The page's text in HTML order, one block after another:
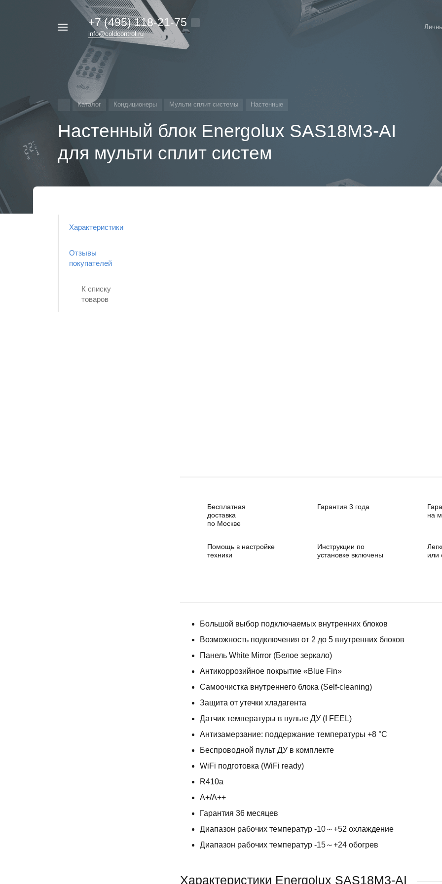
+7 (495) 118-21-75
info@coldcontrol.ru
Каталог Кондиционеры Мульти сплит системы Настенные
Настенный блок Energolux SAS18M3-AI
для мульти сплит систем
Характеристики
Отзывы
покупателей
К списку
товаров
Бесплатная
доставка
по Москве
Гарантия 3 года
на
Помощь в настройке
техники
Инструкции по
установке включены
или
Большой выбор подключаемых внутренних блоков
Возможность подключения от 2 до 5 внутренних блоков
Панель White Mirror (Белое зеркало)
Антикоррозийное покрытие «Blue Fin»
Самоочистка внутреннего блока (Self-cleaning)
Защита от утечки хладагента
Датчик температуры в пульте ДУ (I FEEL)
Антизамерзание: поддержание температуры +8 °C
Беспроводной пульт ДУ в комплекте
WiFi подготовка (WiFi ready)
R410a
A+/A++
Гарантия 36 месяцев
Диапазон рабочих температур -10～+52 охлаждение
Диапазон рабочих температур -15～+24 обогрев
Характеристики Energolux SAS18M3-AI